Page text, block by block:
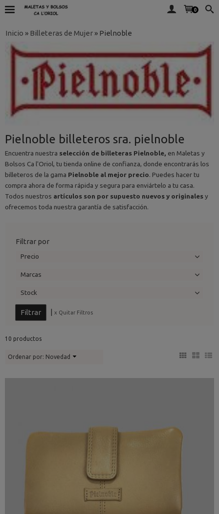
0
Inicio » Billeteras de Mujer » Pielnoble
Pielnoble billeteros sra. pielnoble
Encuentra nuestra selección de billeteras Pielnoble, en Maletas y
Bolsos Ca l'Oriol, tu tienda online de confianza, donde encontrarás los
billeteros de la gama Pielnoble al mejor precio. Puedes hacer tu
compra ahora de forma rápida y segura para enviártelo a tu casa.
Todos nuestros artículos son por supuesto nuevos y originalesy
ofrecemos toda nuestra garantía de satisfacción.
Filtrar por
Precio
Marcas
Stock
| x Quitar Filtros
10 productos
Ordenar por: Novedad